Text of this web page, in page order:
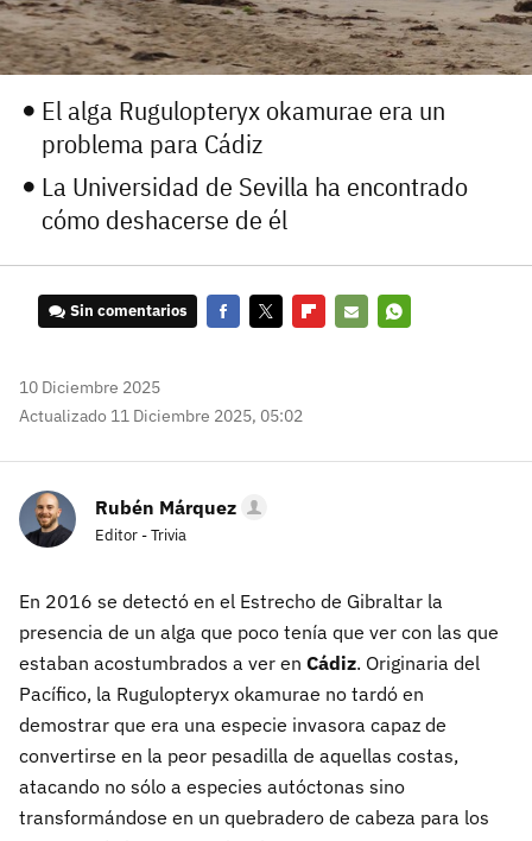
El alga Rugulopteryx okamurae era un
problema para Cádiz
La Universidad de Sevilla ha encontrado
cómo deshacerse de él
Sin comentarios
10 Diciembre 2025
Actualizado 11 Diciembre 2025, 05:02
Rubén Márquez
Editor - Trivia
En 2016 se detectó en el Estrecho de Gibraltar la
presencia de un alga que poco tenía que ver con las que
estaban acostumbrados a ver en Cádiz. Originaria del
Pacífico, la Rugulopteryx okamurae no tardó en
demostrar que era una especie invasora capaz de
convertirse en la peor pesadilla de aquellas costas,
atacando no sólo a especies autóctonas sino
transformándose en un quebradero de cabeza para los
¿Ya tienes cuenta?
Entra en 3DJuegos